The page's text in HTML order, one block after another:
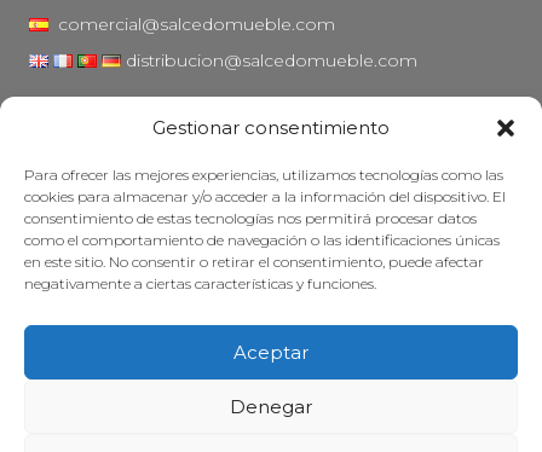
Gestionar consentimiento
Para ofrecer las mejores experiencias, utilizamos tecnologías como las
cookies para almacenar y/o acceder a la información del dispositivo. El
consentimiento de estas tecnologías nos permitirá procesar datos
como el comportamiento de navegación o las identificaciones únicas
en este sitio. No consentir o retirar el consentimiento, puede afectar
negativamente a ciertas características y funciones.
Aceptar
Denegar
comercial@salcedomueble.com
distribucion@salcedomueble.com
Aviso legal
Política de privacidad
Política de cookies
Mantener su mueble
Subvenciones